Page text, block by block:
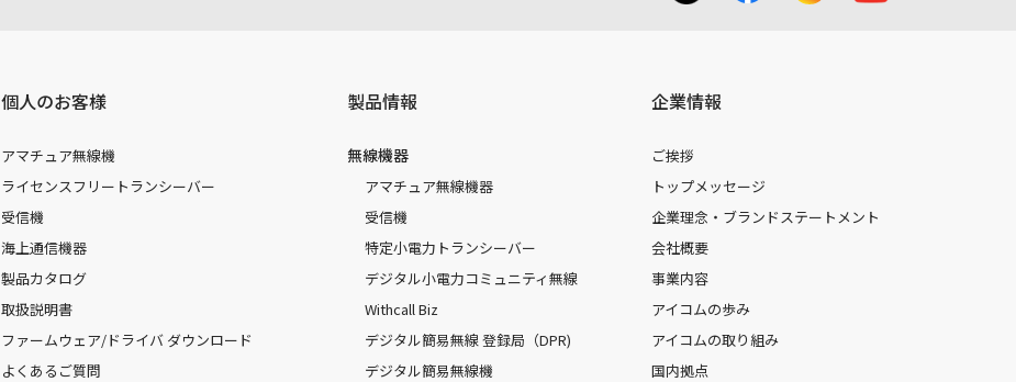
個人のお客様
アマチュア無線機
ライセンスフリートランシーバー
受信機
海上通信機器
製品カタログ
取扱説明書
ファームウェア/ドライバ ダウンロード
よくあるご質問
製品情報
無線機器
アマチュア無線機器
受信機
特定小電力トランシーバー
デジタル小電力コミュニティ無線
Withcall Biz
デジタル簡易無線 登録局（DPR)
デジタル簡易無線機
企業情報
ご挨拶
トップメッセージ
企業理念・ブランドステートメント
会社概要
事業内容
アイコムの歩み
アイコムの取り組み
国内拠点